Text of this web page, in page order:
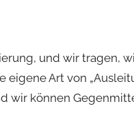
und wir tragen,
Art von
wir können